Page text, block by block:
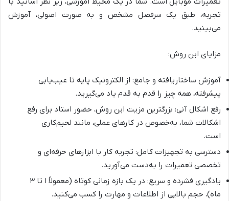
تجربه، طبق یک سرفصل مشخص و به صورت اصولی، آموزش
می‌بینید.
مزایای این روش:
آموزش ساختاریافته و جامع: از الکترونیک پایه تا عیب‌یابی
پیشرفته، همه چیز را قدم به قدم یاد می‌گیرید.
رفع اشکال آنی: بزرگترین مزیت این روش، حضور استاد برای رفع
اشکالات شما، به‌خصوص در کارهای عملی، مانند لحیم‌کاری
است.
دسترسی به تجهیزات کامل: تجربه کار با ابزارهای حرفه‌ای و
تخصصی تعمیرات را به‌دست می‌آورید.
یادگیری فشرده و سریع: در یک بازه زمانی کوتاه (معمولاً ۱ تا ۳
ماه)، حجم بالایی از اطلاعات و مهارت را کسب می‌کنید.